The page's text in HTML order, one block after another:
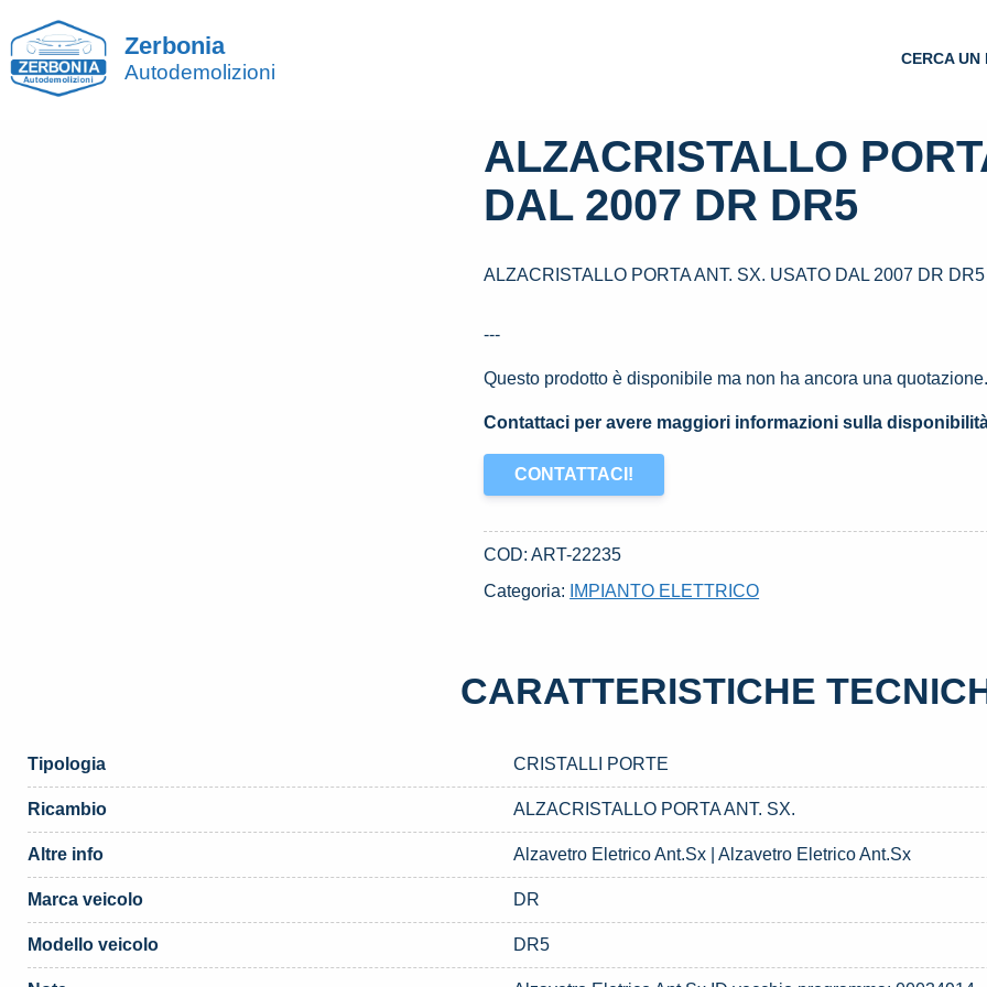
Zerbonia
Autodemolizioni
CERCA UN
ALZACRISTALLO
DAL 2007 DR DR5
ALZACRISTALLO PORTA ANT. SX. USATO DAL 2007 DR DR5
---
Questo prodotto è disponibile ma non ha ancora una
Contattaci per avere maggiori informazioni sulla
CONTATTACI!
COD:ART-22235
Categoria:
IMPIANTO ELETTRICO
CARATTERISTICHE
Tipologia CRISTALLI PORTE
Ricambio ALZACRISTALLO PORTA ANT. SX.
Altre info Alzavetro Eletrico Ant.Sx | Alzavetro Eletrico Ant.Sx
Marca veicolo DR
Modello veicolo DR5